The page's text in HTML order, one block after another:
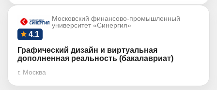
Московский финансово-промышленный
университет «Синергия»
4.1
Графический дизайн и виртуальная
дополненная реальность (бакалавриат)
г. Москва